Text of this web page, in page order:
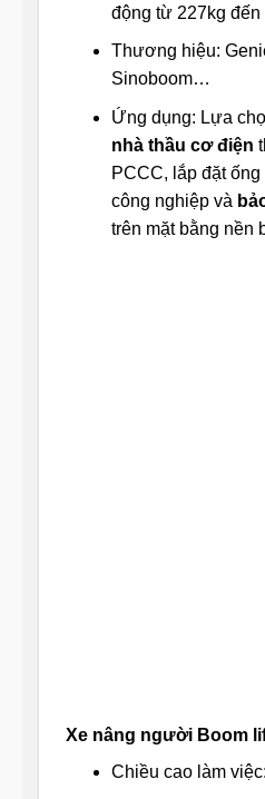
động từ 227kg đến
Thương hiệu:
Sinoboom…
Ứng dụng: Lựa
nhà thầu cơ điện
PCCC, lắp đặt
công nghiệp và
trên mặt bằng nền
Xe nâng người Boom
Chiều cao làm